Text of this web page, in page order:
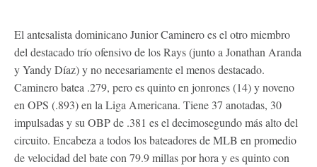
El antesalista dominicano Junior Caminero es el otro miembro
del destacado trío ofensivo de los Rays (junto a Jonathan Aranda
y Yandy Díaz) y no necesariamente el menos destacado.
Caminero batea .279, pero es quinto en jonrones (14) y noveno
en OPS (.893) en la Liga Americana. Tiene 37 anotadas, 30
impulsadas y su OBP de .381 es el decimosegundo más alto del
circuito. Encabeza a todos los bateadores de MLB en promedio
de velocidad del bate con 79.9 millas por hora y es quinto con